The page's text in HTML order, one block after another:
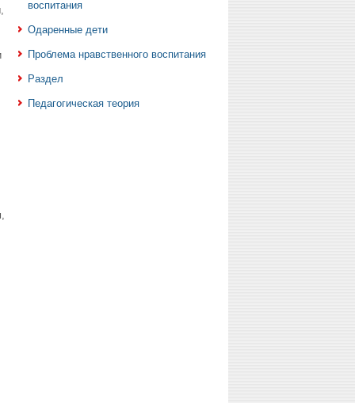
воспитания
Одаренные дети
Проблема нравственного воспитания
Раздел
Педагогическая теория